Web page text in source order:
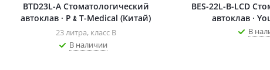
BTD23L-A Стоматологический
автоклав · P﹠T-Medical (Китай)
23 литра, класс B
В наличии
BES-22L-B-LCD
автоклав ·
В